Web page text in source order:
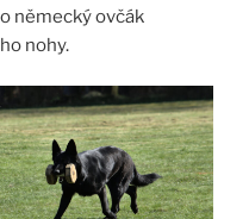
německý ovčák
nohy.